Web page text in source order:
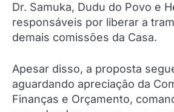
Dr. Samuka, Dudu do Povo e
responsáveis por liberar a
demais comissões da Casa.
Apesar disso, a proposta
aguardando apreciação da
Finanças e Orçamento,